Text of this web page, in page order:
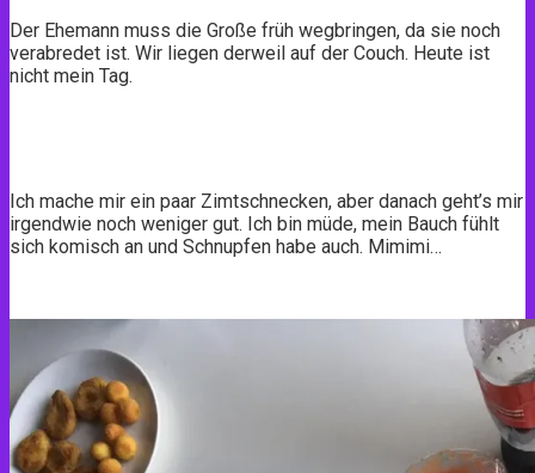
Der Ehemann muss die Große früh wegbringen, da sie noch
verabredet ist. Wir liegen derweil auf der Couch. Heute ist
nicht mein Tag.
Ich mache mir ein paar Zimtschnecken, aber danach geht’s mir
irgendwie noch weniger gut. Ich bin müde, mein Bauch fühlt
sich komisch an und Schnupfen habe auch. Mimimi…